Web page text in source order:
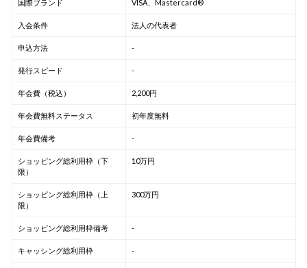
国際ブランド VISA、Mastercard®
入会条件 法人の代表者
申込方法 -
発行スピード -
年会費（税込） 2,200円
年会費無料ステータス 初年度無料
年会費備考 -
ショッピング総利用枠（下
限）
10万円
ショッピング総利用枠（上
限）
300万円
ショッピング総利用枠備考 -
キャッシング総利用枠 -